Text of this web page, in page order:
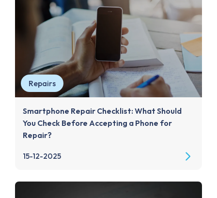
Repairs
Smartphone Repair Checklist: What Should
You Check Before Accepting a Phone for
Repair?
15-12-2025